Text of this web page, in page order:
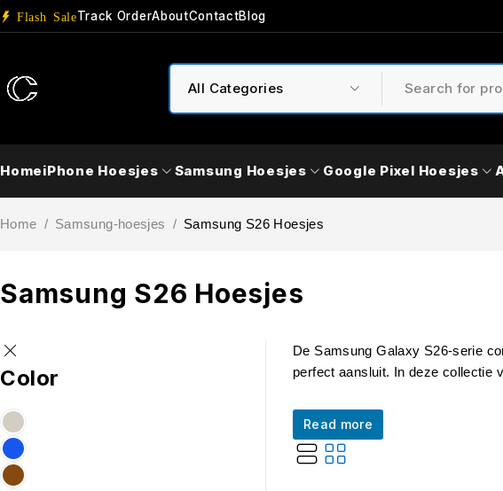
Flash SaleTrack OrderAboutContactBlog
HomeiPhone Hoesjes Samsung Hoesjes Google Pixel Hoesjes
Samsung S26 Hoesjes
Home / Samsung-hoesjes / Samsung S26 Hoesjes
Color
De Samsung Galaxy S26-serie
perfect aansluit. In deze collectie
Read more